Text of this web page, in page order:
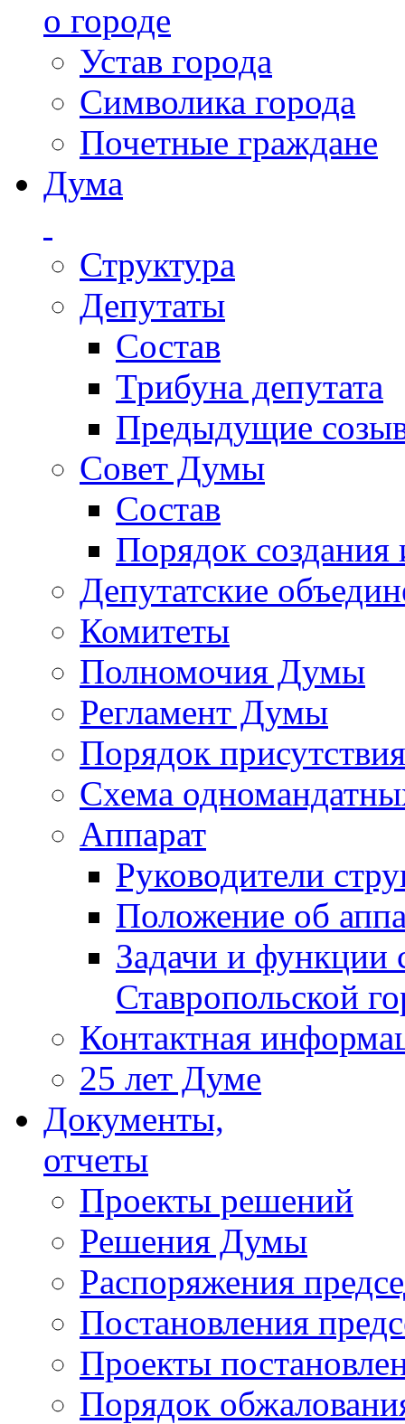
о городе
Устав города
Символика города
Почетные граждане
Дума
Структура
Депутаты
Состав
Трибуна депутата
Предыдущие
Совет Думы
Состав
Порядок создания
Депутатские
Комитеты
Полномочия Думы
Регламент Думы
Порядок
Схема
Аппарат
Руководители
Положение об
Задачи и функции
Ставропольской
Контактная
25 лет Думе
Документы,
отчеты
Проекты решений
Решения Думы
Распоряжения
Постановления
Проекты
Порядок